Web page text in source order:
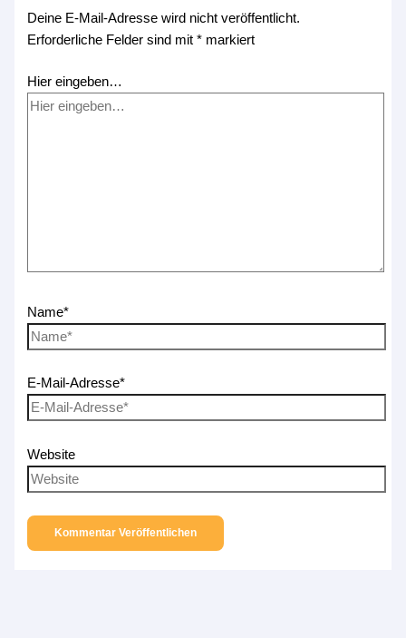
Deine E-Mail-Adresse wird nicht veröffentlicht.
Erforderliche Felder sind mit* markiert
Hier eingeben…
Name*
E-Mail-Adresse*
Website